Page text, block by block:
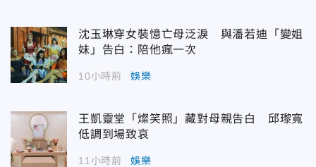
沈玉琳穿女裝憶亡母泛淚 與潘若迪「變姐
妹」告白：陪他瘋一次
10小時前 娛樂
王凱靈堂「燦笑照」藏對母親告白 邱瓈寬
低調到場致哀
11小時前 娛樂